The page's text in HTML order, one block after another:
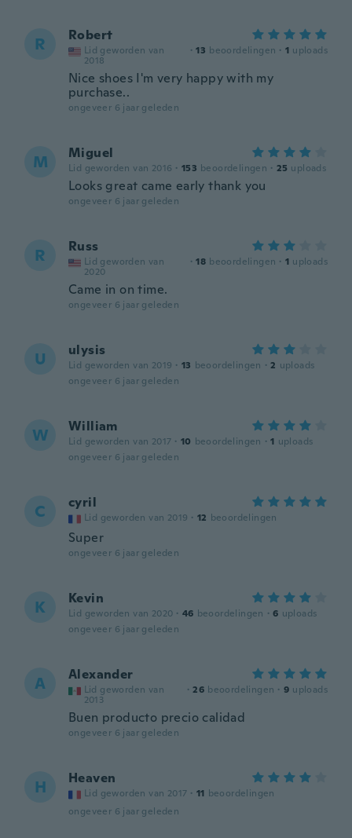
R Robert
Lid geworden van
2018
· 13 beoordelingen · 1 uploads
Nice shoes I'm very happy with my
purchase..
ongeveer 6 jaar geleden
M Miguel
Lid geworden van 2016 · 153 beoordelingen · 25 uploads
Looks great came early thank you
ongeveer 6 jaar geleden
R Russ
Lid geworden van
2020
· 18 beoordelingen · 1 uploads
Came in on time.
ongeveer 6 jaar geleden
U ulysis
Lid geworden van 2019 · 13 beoordelingen · 2 uploads
ongeveer 6 jaar geleden
W William
Lid geworden van 2017 · 10 beoordelingen · 1 uploads
ongeveer 6 jaar geleden
C cyril
Lid geworden van 2019 · 12 beoordelingen
Super
ongeveer 6 jaar geleden
K Kevin
Lid geworden van 2020 · 46 beoordelingen · 6 uploads
ongeveer 6 jaar geleden
A Alexander
Lid geworden van
2013
· 26 beoordelingen · 9 uploads
Buen producto precio calidad
ongeveer 6 jaar geleden
H Heaven
Lid geworden van 2017 · 11 beoordelingen
ongeveer 6 jaar geleden